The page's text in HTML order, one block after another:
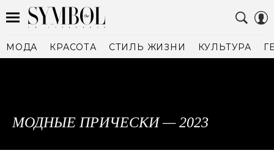
МОДА КРАСОТА СТИЛЬ ЖИЗНИ КУЛЬТУРА
МОДНЫЕ ПРИЧЕСКИ — 2023